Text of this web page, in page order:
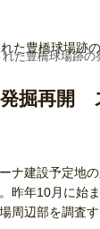
た豊橋球場跡
発掘再開
ナ建設予定地
昨年10月に始
周辺部を調査